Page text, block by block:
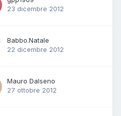
23 dicembre 2012
Babbo.Natale
22 dicembre 2012
Mauro Dalseno
27 ottobre 2012